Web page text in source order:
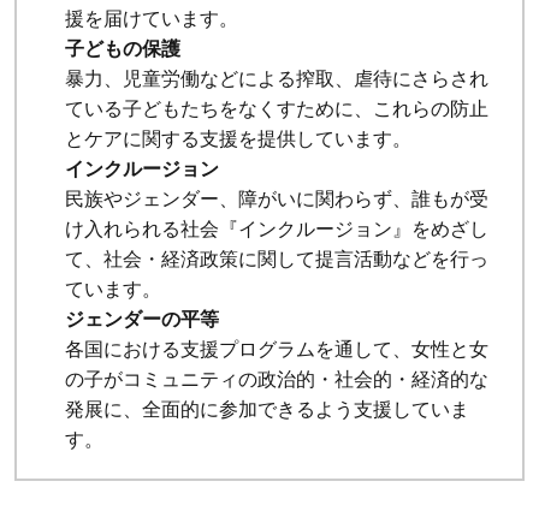
援を届けています。
子どもの保護
暴力、児童労働などによる搾取、虐待にさらされ
ている子どもたちをなくすために、これらの防止
とケアに関する支援を提供しています。
インクルージョン
民族やジェンダー、障がいに関わらず、誰もが受
け入れられる社会『インクルージョン』をめざし
て、社会・経済政策に関して提言活動などを行っ
ています。
ジェンダーの平等
各国における支援プログラムを通して、女性と女
の子がコミュニティの政治的・社会的・経済的な
発展に、全面的に参加できるよう支援していま
す。